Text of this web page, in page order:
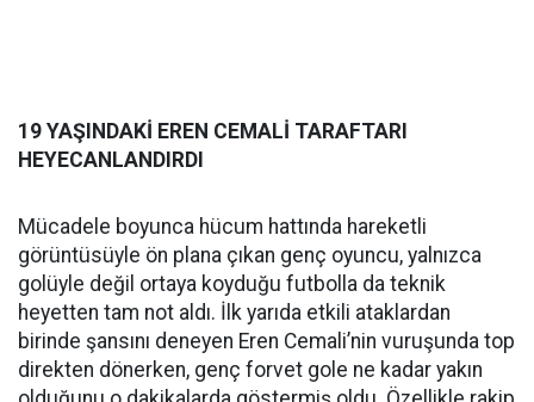
19 YAŞINDAKİ EREN CEMALİ TARAFTARI
HEYECANLANDIRDI
Mücadele boyunca hücum hattında hareketli
görüntüsüyle ön plana çıkan genç oyuncu, yalnızca
golüyle değil ortaya koyduğu futbolla da teknik
heyetten tam not aldı. İlk yarıda etkili ataklardan
birinde şansını deneyen Eren Cemali’nin vuruşunda top
direkten dönerken, genç forvet gole ne kadar yakın